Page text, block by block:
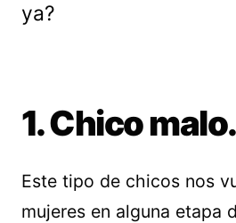
ya?
1. Chico malo.
Este tipo de chicos nos
mujeres en alguna etapa